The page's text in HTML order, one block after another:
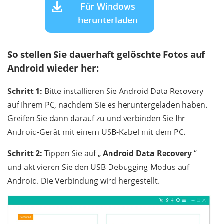
Für Windows
herunterladen
So stellen Sie dauerhaft gelöschte Fotos auf
Android wieder her:
Schritt 1: Bitte installieren Sie Android Data Recovery
auf Ihrem PC, nachdem Sie es heruntergeladen haben.
Greifen Sie dann darauf zu und verbinden Sie Ihr
Android-Gerät mit einem USB-Kabel mit dem PC.
Schritt 2: Tippen Sie auf „Android Data Recovery“
und aktivieren Sie den USB-Debugging-Modus auf
Android. Die Verbindung wird hergestellt.